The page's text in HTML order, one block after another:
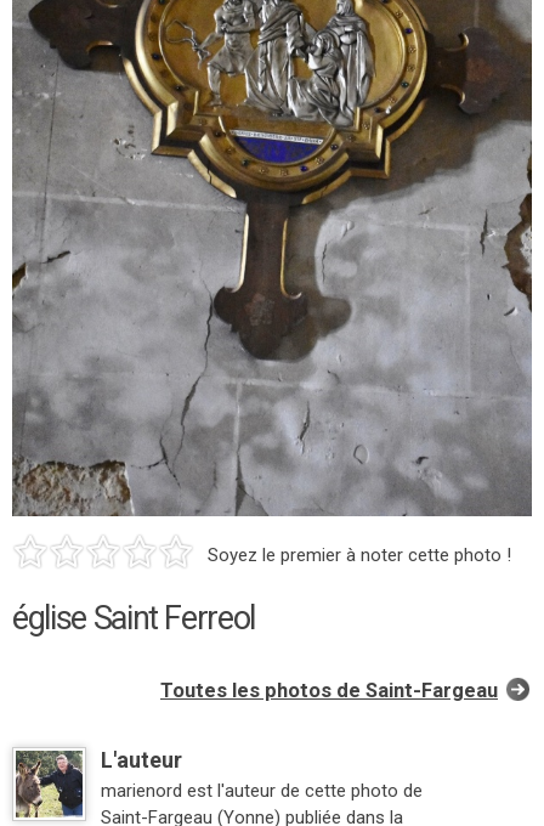
Soyez le premier à noter cette photo !
église Saint Ferreol
Toutes les photos de Saint-Fargeau
L'auteur
marienord est l'auteur de cette photo de
Saint-Fargeau (Yonne) publiée dans la